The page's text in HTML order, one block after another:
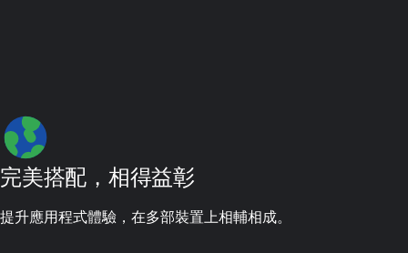
完美搭配，相得益彰
提升應用程式體驗，在多部裝置上相輔相成。